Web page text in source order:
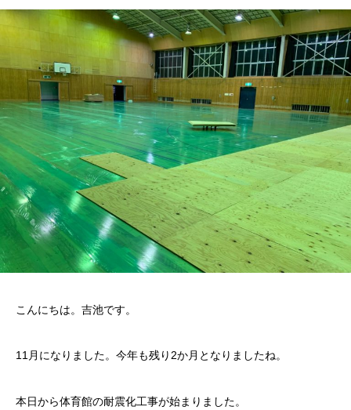
こんにちは。吉池です。
11月になりました。今年も残り2か月となりましたね。
本日から体育館の耐震化工事が始まりました。